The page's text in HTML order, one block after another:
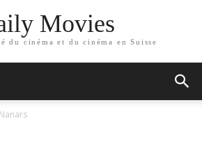
Movies
du cinéma et du cinéma en Suisse